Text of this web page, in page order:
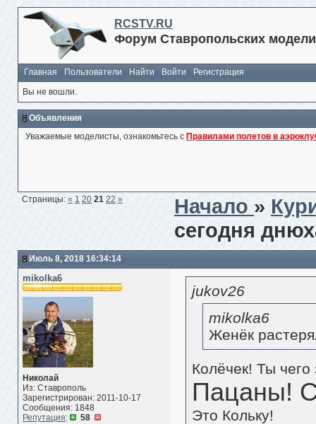
RCSTV.RU
Форум Ставропольских
Главная Пользователи Найти Войти
Регистрация
Вы не вошли.
Объявления
Уважаемые моделисты, ознакомьтесь с Правилами полетов в
Страницы:« 1 20 21 22 » Начало»
сегодня
Июль 8, 2018 16:34:14
mikolka6
Николай
Из: Ставрополь
Зарегистрирован: 2011-10-17
Сообщения: 1848
Репутация:
58
jukov26
mikolka6
Женёк
Колёчек! Ты
Пацаны!
Это Кольку!